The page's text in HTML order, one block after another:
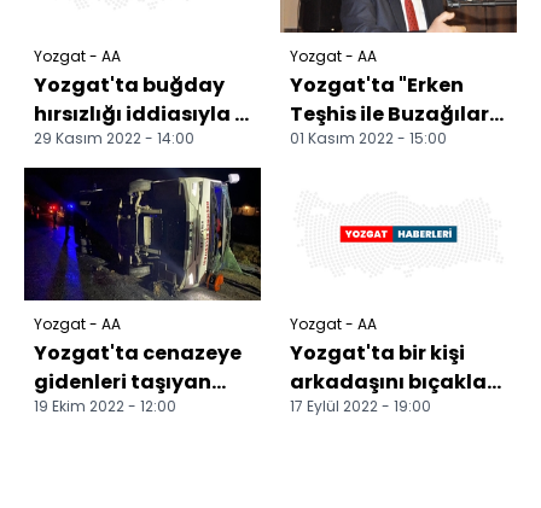
Yozgat - AA
Yozgat'ta buğday
hırsızlığı iddiasıyla 3
şüpheli tutuklandı
29 Kasım 2022 - 14:00
Yozgat - AA
Yozgat'ta "Erken
Teşhis ile Buzağılar
Ölmesin" projesi
01 Kasım 2022 - 15:00
Yozgat - AA
Yozgat'ta cenazeye
gidenleri taşıyan
midibüsün
19 Ekim 2022 - 12:00
Yozgat - AA
Yozgat'ta bir kişi
arkadaşını bıçakla
öldürdü
17 Eylül 2022 - 19:00